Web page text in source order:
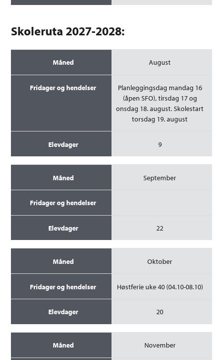
Skoleruta 2027-2028:
Måned
Fridager og hendelser
Elevdager
August
Planleggingsdag mandag 16
(åpen SFO), tirsdag 17 og
onsdag 18. august. Skolestart
torsdag 19. august
9
September
22
Oktober
Høstferie uke 40 (04.10-08.10)
20
November